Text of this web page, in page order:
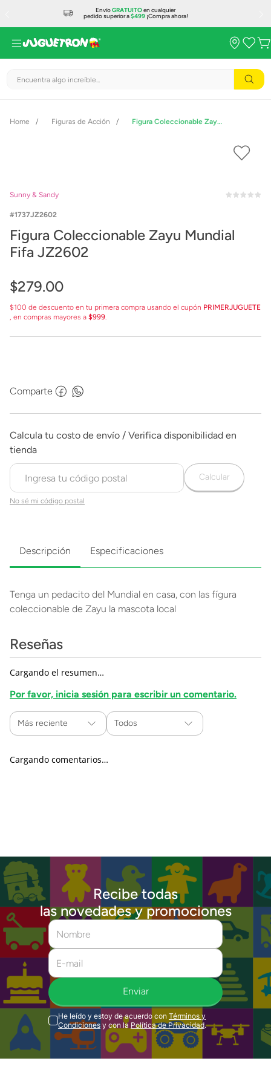
EnvíoGRATUITOen cualquier
pedido superior a$499¡Compra ahora!
Encuentra algo increíble...
Figuras de Acción Figura Coleccionable Zayu Mundial Fifa JZ2602
Sunny & Sandy
1737JZ2602
Figura Coleccionable Zayu Mundial
Fifa JZ2602
$279.00
$100 de descuento en tu primera compra usando el cupón PRIMERJUGUETE
, en compras mayores a $999.
Comparte
No sé mi código postal
Calcular
Descripción Especificaciones
Tenga un pedacito del Mundial en casa, con las fígura
coleccionable de Zayu la mascota local
Reseñas
Cargando el resumen…
Por favor, inicia sesión para escribir un comentario.
Más reciente Todos
Cargando comentarios…
Recibe todas
las novedades y promociones
Enviar
He leído y estoy de acuerdo con Términos y
Condiciones y con la Política de Privacidad.